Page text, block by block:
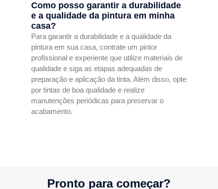
Como posso garantir a durabilidade
e a qualidade da pintura em minha
casa?
Para garantir a durabilidade e a qualidade da
pintura em sua casa, contrate um pintor
profissional e experiente que utilize materiais de
qualidade e siga as etapas adequadas de
preparação e aplicação da tinta. Além disso, opte
por tintas de boa qualidade e realize
manutenções periódicas para preservar o
acabamento.
Pronto para começar?